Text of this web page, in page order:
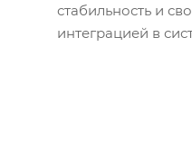
стабильность и
интеграцией в